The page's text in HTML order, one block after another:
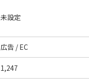
未設定
広告 / EC
1,247